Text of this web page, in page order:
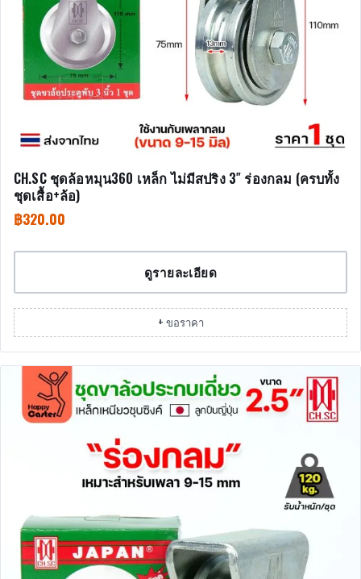
CH.SC ชุดล้อหมุน360 เหล็ก ไม่มีสปริง 3″ ร่องกลม (ครบทั้ง
ชุดเสื้อ+ล้อ)
฿320.00
ดูรายละเอียด
+ ขอราคา